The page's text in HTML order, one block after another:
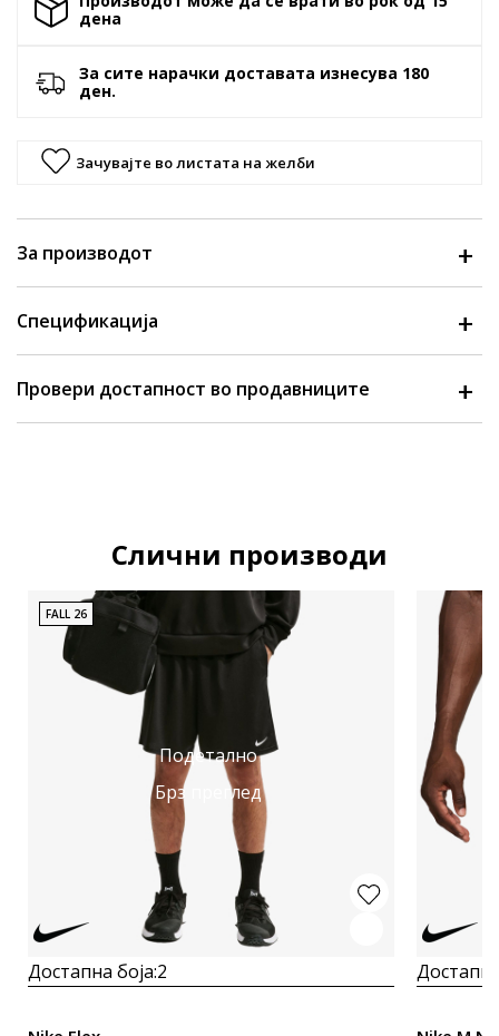
денa
За сите нарачки доставата изнесува 180
ден.
Зачувајте во листата на желби
За производот
Спецификација
Провери достапност во продавниците
Слични производи
Подетално
Брз преглед
FALL 26
Достапна боја:2